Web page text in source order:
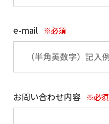
e-mail ※必須
お問い合わせ内容 ※必須